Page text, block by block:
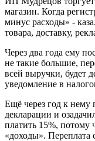
магазин. Когда
минус расходы» -
товара, доставку,
Через два года ему
не такие большие,
всей выручки, будет
уведомление в
Ещё через год к нему
декларации и
платить 15%, потому
«доходы». Переплата